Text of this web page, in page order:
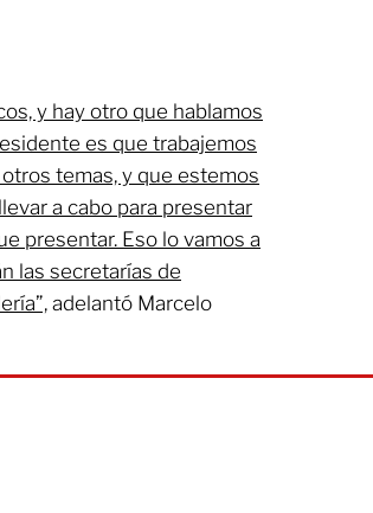
y hay otro que hablamos
es que trabajemos
temas, y que estemos
a cabo para presentar
presentar. Eso lo vamos a
las secretarías de
adelantó Marcelo